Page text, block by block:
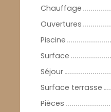
Chauffage
Ouvertures
Piscine
Surface
Séjour
Surface terrasse
Pièces